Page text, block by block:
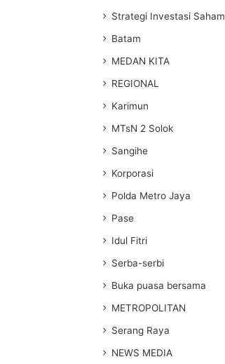
Strategi Investasi Saham
Batam
MEDAN KITA
REGIONAL
Karimun
MTsN 2 Solok
Sangihe
Korporasi
Polda Metro Jaya
Pase
Idul Fitri
Serba-serbi
Buka puasa bersama
METROPOLITAN
Serang Raya
NEWS MEDIA